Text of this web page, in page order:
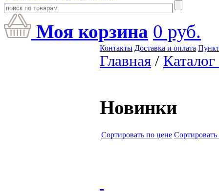
Моя корзина 0 руб.
Контакты Доставка и оплата
Главная /
Новинки
Cортировать по цене